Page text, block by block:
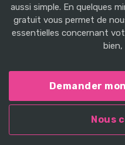
aussi simple. En quelques
gratuit vous permet de
essentielles concernant
bien,
Demander
Nous